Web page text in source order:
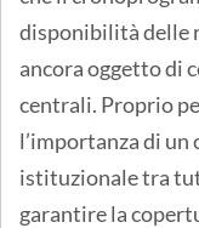
disponibilità delle
ancora oggetto di
centrali. Proprio
l’importanza di
istituzionale tra
garantire la